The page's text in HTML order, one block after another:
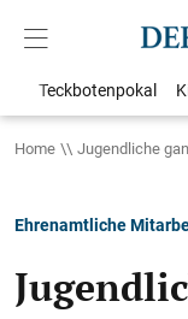
Teckbotenpokal
Home Jugendliche
Ehrenamtliche